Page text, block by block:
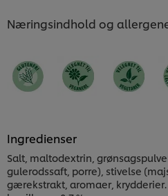
Næringsindhold og
Ingredienser
Salt, maltodextrin,
gulerodssaft, porre), stivelse
gærekstrakt, aromaer,